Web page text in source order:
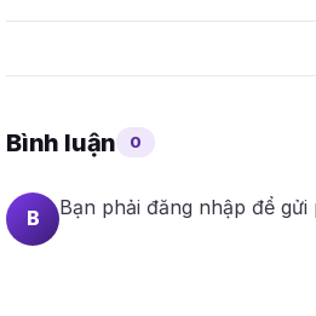
Bình luận 0
B Bạn phải đăng nhập để gửi